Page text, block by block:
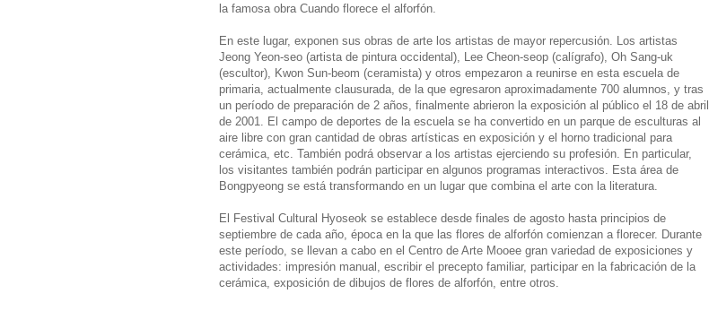
la famosa obra Cuando florece el alforfón.
En este lugar, exponen sus obras de arte los artistas de mayor repercusión. Los artistas
Jeong Yeon-seo (artista de pintura occidental), Lee Cheon-seop (calígrafo), Oh Sang-uk
(escultor), Kwon Sun-beom (ceramista) y otros empezaron a reunirse en esta escuela de
primaria, actualmente clausurada, de la que egresaron aproximadamente 700 alumnos, y tras
un período de preparación de 2 años, finalmente abrieron la exposición al público el 18 de abril
de 2001. El campo de deportes de la escuela se ha convertido en un parque de esculturas al
aire libre con gran cantidad de obras artísticas en exposición y el horno tradicional para
cerámica, etc. También podrá observar a los artistas ejerciendo su profesión. En particular,
los visitantes también podrán participar en algunos programas interactivos. Esta área de
Bongpyeong se está transformando en un lugar que combina el arte con la literatura.
El Festival Cultural Hyoseok se establece desde finales de agosto hasta principios de
septiembre de cada año, época en la que las flores de alforfón comienzan a florecer. Durante
este período, se llevan a cabo en el Centro de Arte Mooee gran variedad de exposiciones y
actividades: impresión manual, escribir el precepto familiar, participar en la fabricación de la
cerámica, exposición de dibujos de flores de alforfón, entre otros.